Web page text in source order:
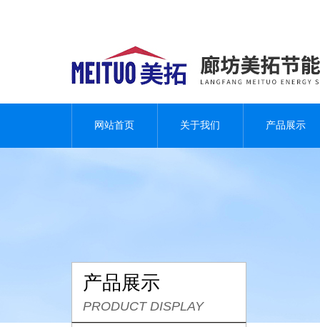
网站首页 关于我们 产品展示
产品展示
PRODUCT DISPLAY